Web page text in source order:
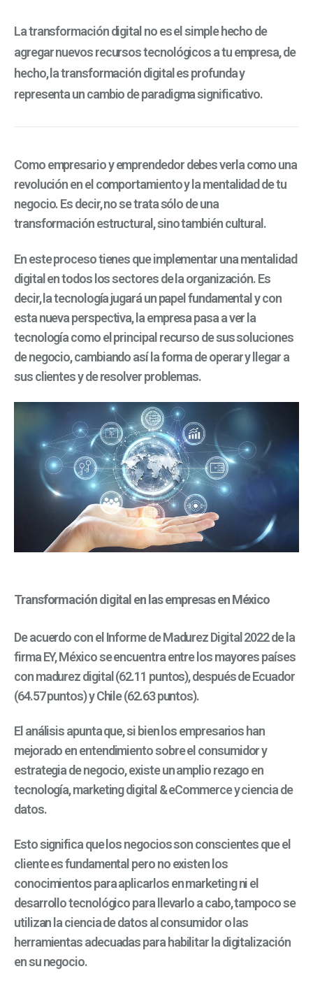
La transformación digital no es el simple hecho de
agregar nuevos recursos tecnológicos a tu empresa, de
hecho, la transformación digital es profunda y
representa un cambio de paradigma significativo.
Como empresario y emprendedor debes verla como una
revolución en el comportamiento y la mentalidad de tu
negocio. Es decir, no se trata sólo de una
transformación estructural, sino también cultural.
En este proceso tienes que implementar una mentalidad
digital en todos los sectores de la organización. Es
decir, la tecnología jugará un papel fundamental y con
esta nueva perspectiva, la empresa pasa a ver la
tecnología como el principal recurso de sus soluciones
de negocio, cambiando así la forma de operar y llegar a
sus clientesy de resolver problemas.
Transformación digital en las empresas en México
De acuerdo con el Informe de Madurez Digital 2022 de la
firma EY, México se encuentra entre los mayores países
con madurez digital (62.11 puntos), después de Ecuador
(64.57 puntos) y Chile (62.63 puntos).
El análisis apuntaque,si bien los empresarios han
mejorado en entendimiento sobre el consumidor y
estrategia de negocio, existe un amplio rezago en
tecnología, marketing digital & eCommerce y ciencia de
datos.
Esto significa que los negocios son conscientes que el
cliente es fundamental pero no existen los
conocimientos para aplicarlos en marketingni el
desarrollo tecnológico para llevarlo a cabo, tampoco se
utilizan la ciencia de datos al consumidor o las
herramientas adecuadas para habilitar la digitalización
en su negocio.